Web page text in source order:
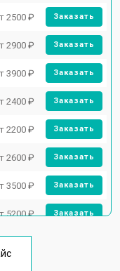
2500 ₽ Заказать
2900 ₽ Заказать
3900 ₽ Заказать
2400 ₽ Заказать
2200 ₽ Заказать
2600 ₽ Заказать
3500 ₽ Заказать
5200 ₽ Заказать